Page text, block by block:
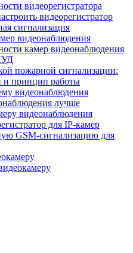
видеорегистратора
видеорегистратор
сигнализация
видеонаблюдения
камер видеонаблюдения
пожарной сигнализации:
и принцип работы
видеонаблюдения
лучше
видеонаблюдения
для IP-камер
GSM-сигнализацию для